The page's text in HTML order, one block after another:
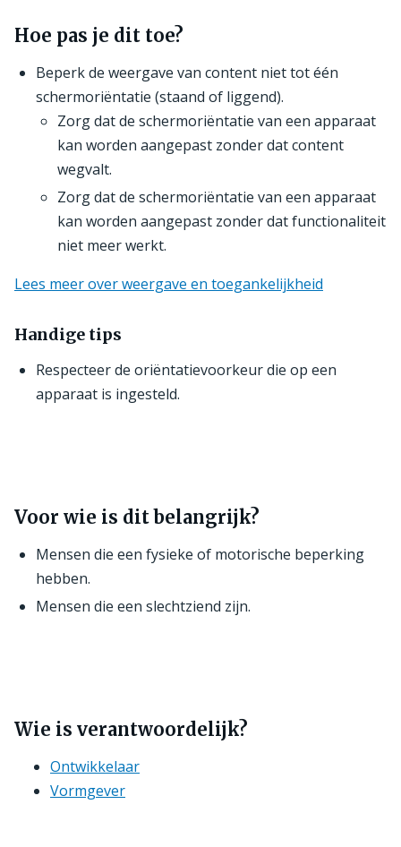
Hoe pas je dit toe?
Beperk de weergave van content niet tot één
schermoriëntatie (staand of liggend).
Zorg dat de schermoriëntatie van een apparaat
kan worden aangepast zonder dat content
wegvalt.
Zorg dat de schermoriëntatie van een apparaat
kan worden aangepast zonder dat functionaliteit
niet meer werkt.
Lees meer over weergave en toegankelijkheid
Handige tips
Respecteer de oriëntatievoorkeur die op een
apparaat is ingesteld.
Voor wie is dit belangrijk?
Mensen die een fysieke of motorische beperking
hebben.
Mensen die een slechtziend zijn.
Wie is verantwoordelijk?
Ontwikkelaar
Vormgever